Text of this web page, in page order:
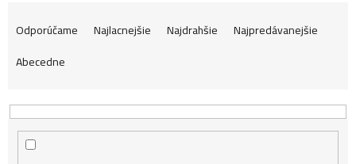
R
a
d
Odporúčame Najlacnejšie Najdrahšie
Najpredávanejšie
Abecedne